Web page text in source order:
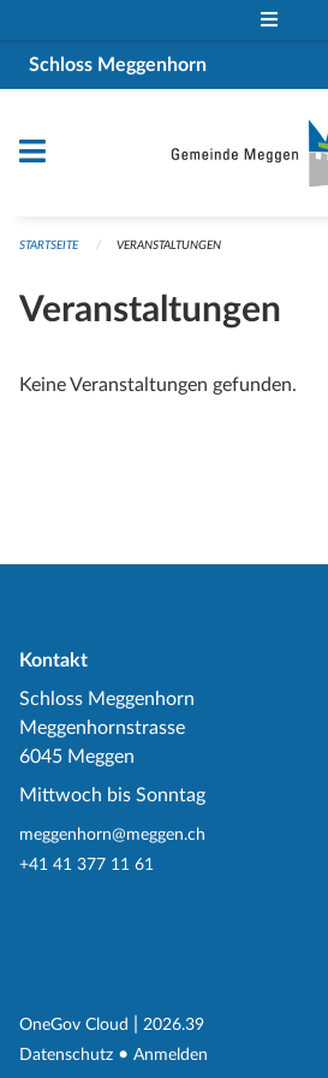
Schloss Meggenhorn
STARTSEITE VERANSTALTUNGEN
Veranstaltungen
Keine Veranstaltungen gefunden.
Kontakt
Schloss Meggenhorn
Meggenhornstrasse
6045 Meggen
Mittwoch bis Sonntag
meggenhorn@meggen.ch
+41 41 377 11 61
OneGov Cloud (External Link)
2026.39
Datenschutz (External Link)
Anmelden